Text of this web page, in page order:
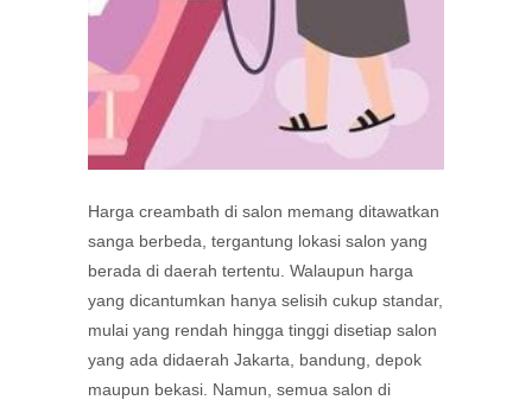
Harga creambath di salon memang ditawatkan
sanga berbeda, tergantung lokasi salon yang
berada di daerah tertentu. Walaupun harga
yang dicantumkan hanya selisih cukup standar,
mulai yang rendah hingga tinggi disetiap salon
yang ada didaerah Jakarta, bandung, depok
maupun bekasi. Namun, semua salon di